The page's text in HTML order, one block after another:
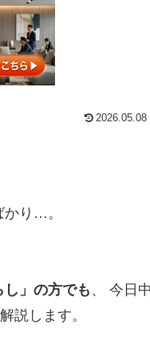
2026.05.08
り…。
」の方でも 、 今日中
説します。